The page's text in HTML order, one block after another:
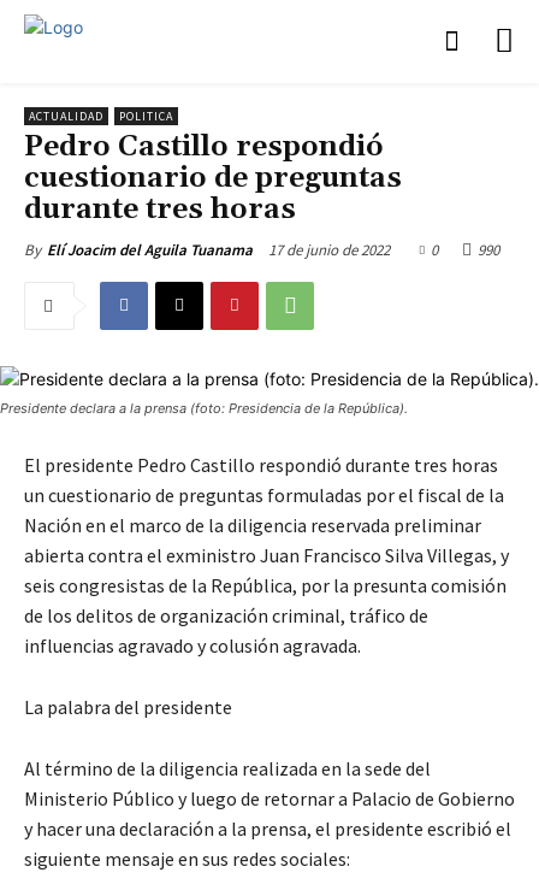
ACTUALIDAD POLITICA
Pedro Castillo respondió
cuestionario de preguntas
durante tres horas
By Elí Joacim del Aguila Tuanama 17 de junio de 2022 0 990
Presidente declara a la prensa (foto: Presidencia de la República).
El presidente Pedro Castillo respondió durante tres horas
un cuestionario de preguntas formuladas por el fiscal de la
Nación en el marco de la diligencia reservada preliminar
abierta contra el exministro Juan Francisco Silva Villegas, y
seis congresistas de la República, por la presunta comisión
de los delitos de organización criminal, tráfico de
influencias agravado y colusión agravada.
La palabra del presidente
Al término de la diligencia realizada en la sede del
Ministerio Público y luego de retornar a Palacio de Gobierno
y hacer una declaración a la prensa, el presidente escribió el
siguiente mensaje en sus redes sociales: